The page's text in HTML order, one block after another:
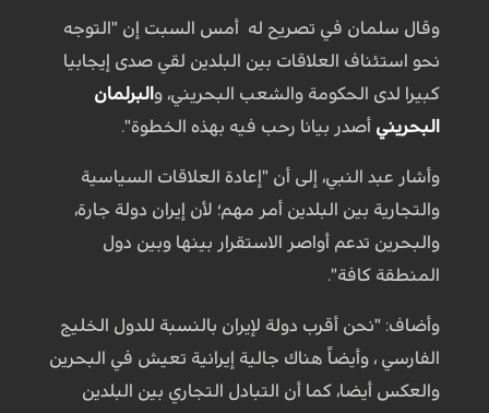
وقال سلمان في تصريح له أمس السبت إن "التوجه
نحو استئناف العلاقات بين البلدين لقي صدى إيجابيا
كبيرا لدى الحكومة والشعب البحريني، و البرلمان
البحريني أصدر بيانا رحب فيه بهذه الخطوة".
وأشار عبد النبي، إلى أن "إعادة العلاقات السياسية
والتجارية بين البلدين أمر مهم؛ لأن إيران دولة جارة،
والبحرين تدعم أواصر الاستقرار بينها وبين دول
المنطقة كافة".
وأضاف: "نحن أقرب دولة لإيران بالنسبة للدول الخليج
الفارسي ، وأيضاً هناك جالية إيرانية تعيش في البحرين
والعكس أيضا، كما أن التبادل التجاري بين البلدين